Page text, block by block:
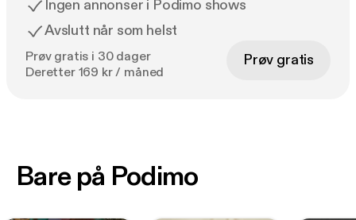
Ingen annonser i Podimo shows
Avslutt når som helst
Prøv gratis i 30 dager
Deretter 169 kr / måned
Prøv gratis
Bare på Podimo